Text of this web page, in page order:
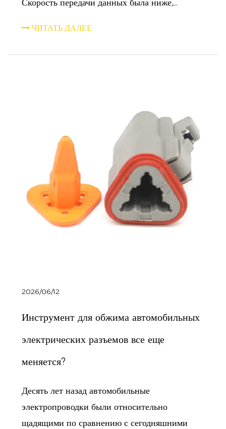
Скорость передачи данных была ниже,...
ЧИТАТЬ ДАЛЕЕ
2026/06/12
Инструмент для обжима автомобильных
электрических разъемов все еще
меняется?
Десять лет назад автомобильные
электропроводки были относительно
щадящими по сравнению с сегодняшними